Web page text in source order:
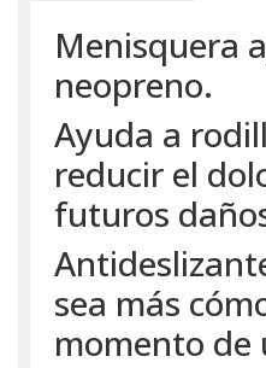
Menisquera
neopreno.
Ayuda a
reducir el
futuros
sea más
momento de